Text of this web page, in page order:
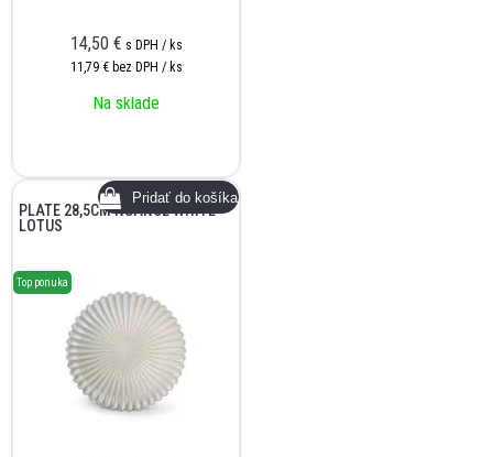
14,50 € s DPH / ks
11,79 € bez DPH / ks
Na sklade
PLATE 28,5CM NUANCE WHITE
LOTUS
Top ponuka